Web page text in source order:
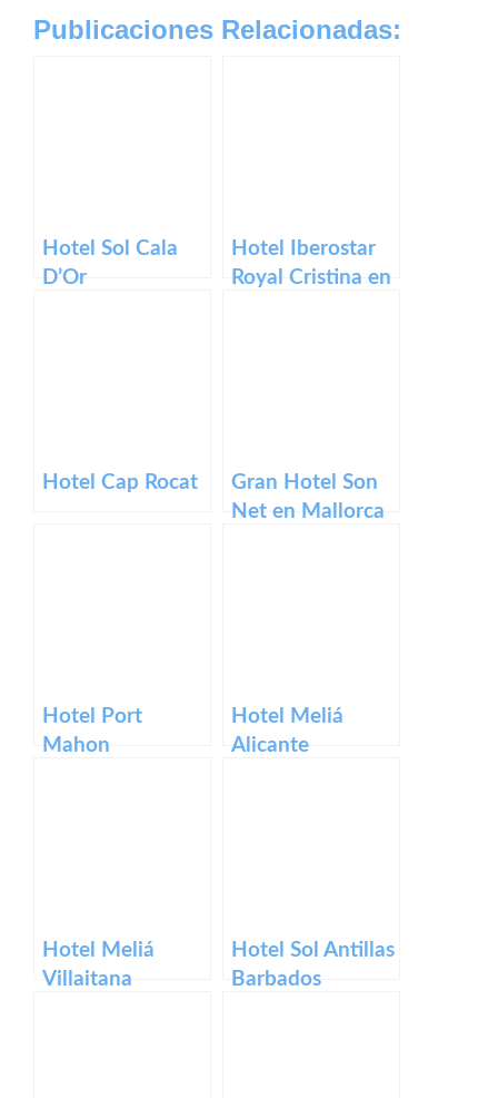
Publicaciones Relacionadas:
Hotel Sol Cala
D’Or
Hotel Iberostar
Royal Cristina en
Hotel Cap Rocat
Gran Hotel Son
Net en Mallorca
Hotel Port
Mahon
Hotel Meliá
Alicante
Hotel Meliá
Villaitana
Hotel Sol Antillas
Barbados